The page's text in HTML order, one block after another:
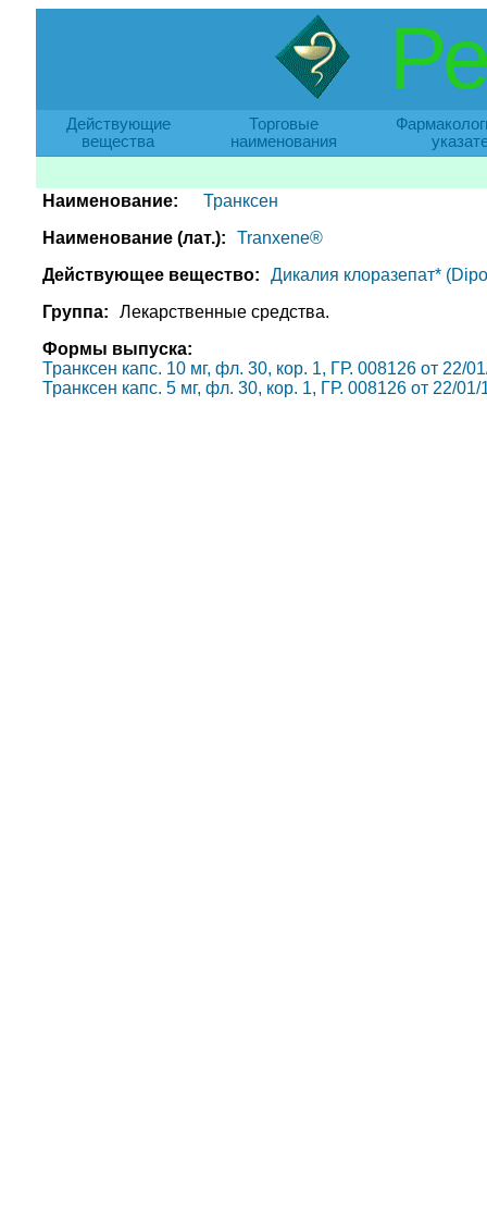
Действующие
вещества
Торговые
наименования
Наименование:
Транксен
Наименование (лат.):
Tranxene®
Действующее вещество:
Дикалия клоразепат*
Группа:
Лекарственные средства.
Формы выпуска:
Транксен капс. 10 мг, фл. 30, кор. 1, ГР. 008126 от
Транксен капс. 5 мг, фл. 30, кор. 1, ГР. 008126 от 22/